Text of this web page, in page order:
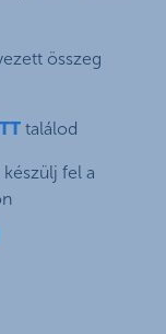
összeg
találod
fel a